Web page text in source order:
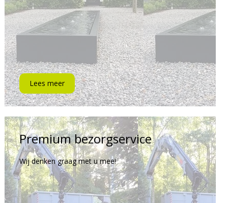
Lees meer
Premium bezorgservice
Wij denken graag met u mee!